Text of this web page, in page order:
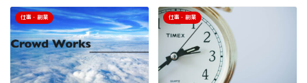
仕事・副業 仕事・副業